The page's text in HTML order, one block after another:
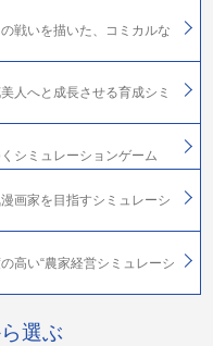
戦いを描いた、コミカルな
人へと成長させる育成シミ
シミュレーションゲーム
画家を目指すシミュレーシ
高い“農家経営シミュレーシ
選ぶ